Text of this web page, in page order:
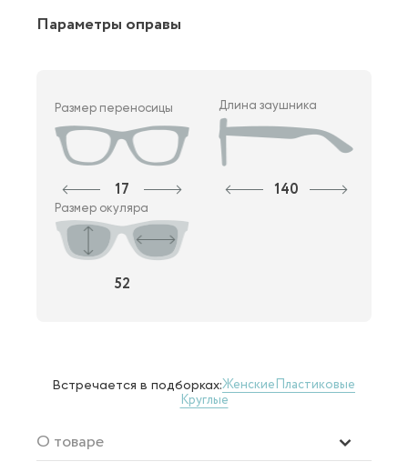
Параметры оправы
Размер переносицы
17
Длина заушника
140
Размер окуляра
52
Встречается в подборках:ЖенскиеПластиковые
Круглые
О товаре